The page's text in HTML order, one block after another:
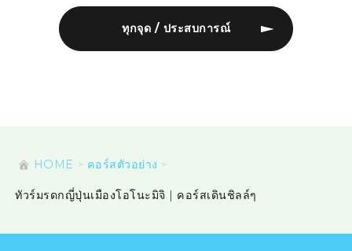
ทุกจุด / ประสบการณ์
HOME คอร์สตัวอย่าง
ทัวร์มรดกญี่ปุ่นเมืองโอโนะมิจิ | คอร์สเดินชิลล์ๆ